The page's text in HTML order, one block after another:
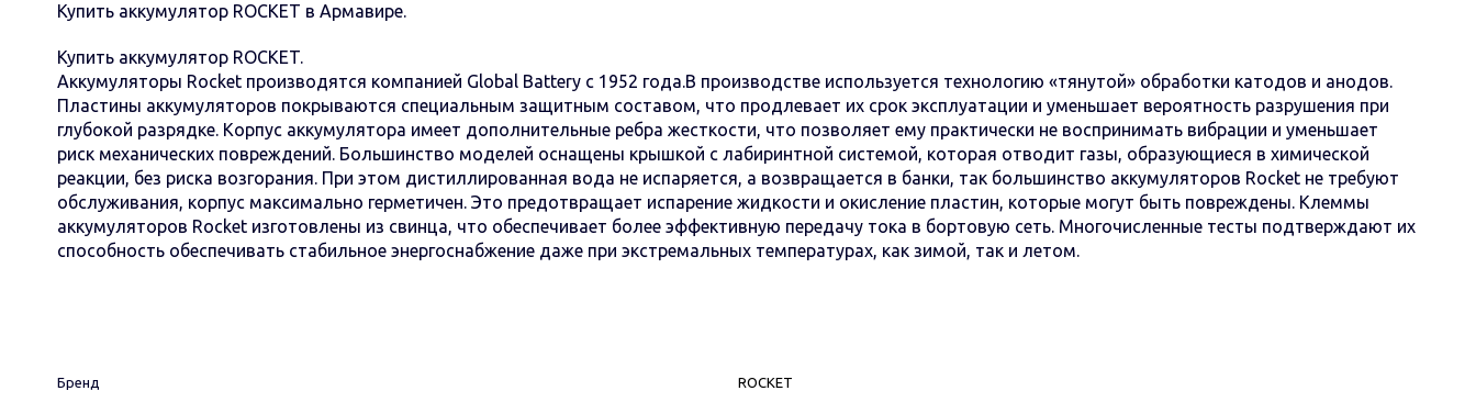
Купить аккумулятор ROCKET в Армавире.
Купить аккумулятор ROCKET.
Аккумуляторы Rocket производятся компанией Global Battery с 1952 года.В производстве используется технологию «тянутой» обработки катодов и анодов.
Пластины аккумуляторов покрываются специальным защитным составом, что продлевает их срок эксплуатации и уменьшает вероятность разрушения при
глубокой разрядке. Корпус аккумулятора имеет дополнительные ребра жесткости, что позволяет ему практически не воспринимать вибрации и уменьшает
риск механических повреждений. Большинство моделей оснащены крышкой с лабиринтной системой, которая отводит газы, образующиеся в химической
реакции, без риска возгорания. При этом дистиллированная вода не испаряется, а возвращается в банки, так большинство аккумуляторов Rocket не требуют
обслуживания, корпус максимально герметичен. Это предотвращает испарение жидкости и окисление пластин, которые могут быть повреждены. Клеммы
аккумуляторов Rocket изготовлены из свинца, что обеспечивает более эффективную передачу тока в бортовую сеть. Многочисленные тесты подтверждают их
способность обеспечивать стабильное энергоснабжение даже при экстремальных температурах, как зимой, так и летом.
Бренд ROCKET